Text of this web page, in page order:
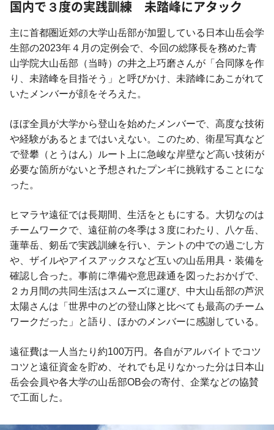
国内で３度の実践訓練 未踏峰にアタック
主に首都圏近郊の大学山岳部が加盟している日本山岳会学
生部の2023年４月の定例会で、今回の総隊長を務めた青
山学院大山岳部（当時）の井之上巧磨さんが「合同隊を作
り、未踏峰を目指そう」と呼びかけ、未踏峰にあこがれて
いたメンバーが顔をそろえた。
ほぼ全員が大学から登山を始めたメンバーで、高度な技術
や経験があるとまではいえない。このため、衛星写真など
で登攀（とうはん）ルート上に急峻な岸壁など高い技術が
必要な箇所がないと予想されたプンギに挑戦することにな
った。
ヒマラヤ遠征では長期間、生活をともにする。大切なのは
チームワークで、遠征前の冬季は３度にわたり、八ケ岳、
蓮華岳、剱岳で実践訓練を行い、テントの中での過ごし方
や、ザイルやアイスアックスなど互いの山岳用具・装備を
確認し合った。事前に準備や意思疎通を図ったおかげで、
２カ月間の共同生活はスムーズに運び、中大山岳部の芦沢
太陽さんは「世界中のどの登山隊と比べても最高のチーム
ワークだった」と語り、ほかのメンバーに感謝している。
遠征費は一人当たり約100万円。各自がアルバイトでコツ
コツと遠征資金を貯め、それでも足りなかった分は日本山
岳会会員や各大学の山岳部OB会の寄付、企業などの協賛
で工面した。